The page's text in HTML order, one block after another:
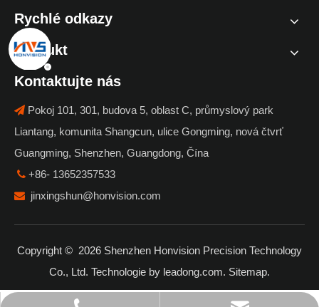
Rychlé odkazy
Produkt
Kontaktujte nás
 Pokoj 101, 301, budova 5, oblast C, průmyslový park
Liantang, komunita Shangcun, ulice Gongming, nová čtvrť
Guangming, Shenzhen, Guangdong, Čína
 +86- 13652357533
 jinxingshun@honvision.com
Copyright © 2026 Shenzhen Honvision Precision Technology
Co., Ltd. Technologie by leadong.com. Sitemap.